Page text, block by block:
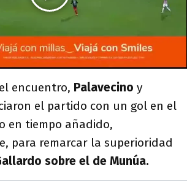
encuentro, Palavecino y
el partido con un gol en el
en tiempo añadido,
para remarcar la superioridad
sobre el de Munúa.